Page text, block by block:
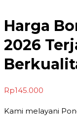
Harga
2026
Rp145.000
Kami melayani